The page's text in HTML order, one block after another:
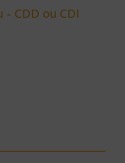
CDD ou CDI